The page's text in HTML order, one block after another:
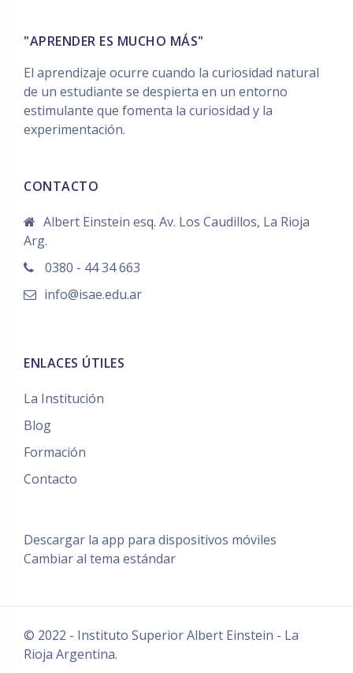
"APRENDER ES MUCHO MÁS"
El aprendizaje ocurre cuando la curiosidad natural
de un estudiante se despierta en un entorno
estimulante que fomenta la curiosidad y la
experimentación.
CONTACTO
Albert Einstein esq. Av. Los Caudillos, La Rioja
Arg.
0380 - 44 34 663
info@isae.edu.ar
ENLACES ÚTILES
La Institución
Blog
Formación
Contacto
Descargar la app para dispositivos móviles
Cambiar al tema estándar
© 2022 - Instituto Superior Albert Einstein - La
Rioja Argentina.